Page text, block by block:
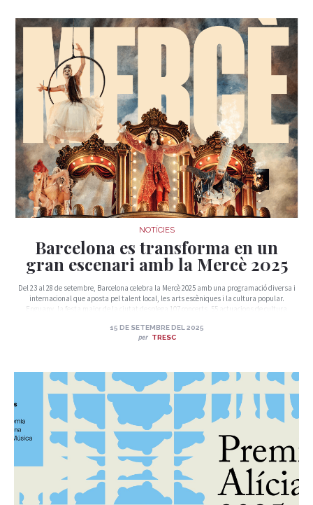
NOTÍCIES
Barcelona es transforma en un
gran escenari amb la Mercè 2025
Del 23 al 28 de setembre, Barcelona celebra la Mercè 2025 amb una programació diversa i
internacional que aposta pel talent local, les arts escèniques i la cultura popular.
Enguany, la festa major de la ciutat desplega 107 concerts, 55 actuacions de cultura
15 DE SETEMBRE DEL 2025
per TRESC